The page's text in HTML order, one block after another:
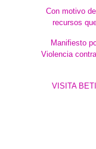
Con motivo
recursos
Manifiesto
Violencia
VISITA